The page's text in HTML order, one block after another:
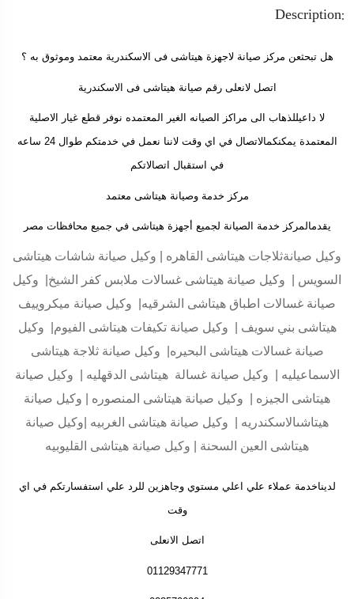
Description:
هل تبحثعن مركز صيانة لاجهزة هيتاشى فى الاسكندرية معتمد وموثوق به ؟
اتصل لانعلى رقم صيانة هيتاشى فى الاسكندرية
لا داعيللذهاب الى مراكز الصيانه الغير المعتمده نوفر قطع غيار الاصلية
المعتمدة يمكنكمالاتصال في اي وقت لاننا نعمل في خدمتكم طوال 24 ساعه
في استقبال اتصالاتكم
مركز خدمة وصيانة هيتاشى معتمد
يقدمالمركز خدمة الصيانة لجميع أجهزة هيتاشى في جميع محافظات مصر
وكيل صيانةثلاجات هيتاشى القاهره | وكيل صيانة شاشات هيتاشى
السويس | وكيل صيانة هيتاشى غسالات ملابس كفر الشيخ| وكيل
صيانة غسالات اطباق هيتاشى الشرقيه| وكيل صيانة ميكروييف
هيتاشى بني سويف | وكيل صيانة تكيفات هيتاشى الفيوم| وكيل
صيانة غسالات هيتاشى البحيره| وكيل صيانة ثلاجة هيتاشى
الاسماعيليه | وكيل صيانة غسالة هيتاشى الدقهليه | وكيل صيانة
هيتاشى الجيزه | وكيل صيانة هيتاشى المنصوره | وكيل صيانة
هيتاشىالاسكندريه | وكيل صيانة هيتاشى الغربيه |وكيل صيانة
هيتاشى العين السحنة | وكيل صيانة هيتاشى القليوبيه
لديناخدمة عملاء علي اعلي مستوي وجاهزين للرد علي استفسارتكم في اي
وقت
اتصل الانعلى
01129347771